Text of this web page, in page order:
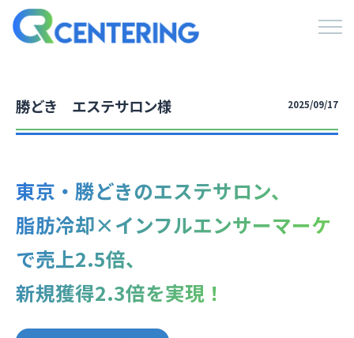
勝どき エステサロン様 2025/09/17
東京・勝どきのエステサロン、
脂肪冷却×インフルエンサーマーケ
で売上2.5倍、
新規獲得2.3倍を実現！